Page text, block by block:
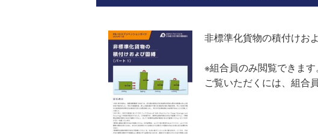
非標準化貨物の積付けお
※組合員のみ閲覧できます
ご覧いただくには、組合